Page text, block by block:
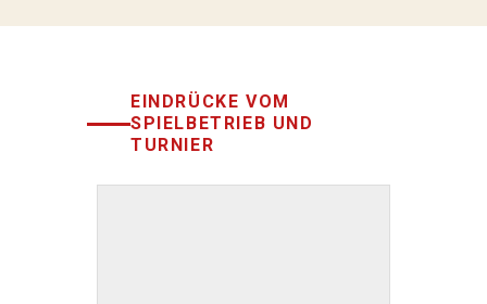
EINDRÜCKE VOM
SPIELBETRIEB UND
TURNIER